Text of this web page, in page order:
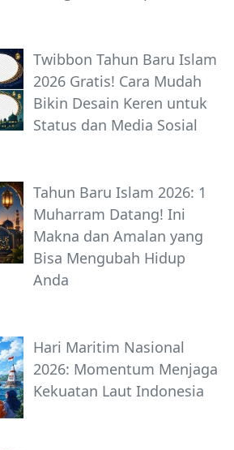
Twibbon Tahun Baru Islam
2026 Gratis! Cara Mudah
Bikin Desain Keren untuk
Status dan Media Sosial
Tahun Baru Islam 2026: 1
Muharram Datang! Ini
Makna dan Amalan yang
Bisa Mengubah Hidup
Anda
Hari Maritim Nasional
2026: Momentum Menjaga
Kekuatan Laut Indonesia